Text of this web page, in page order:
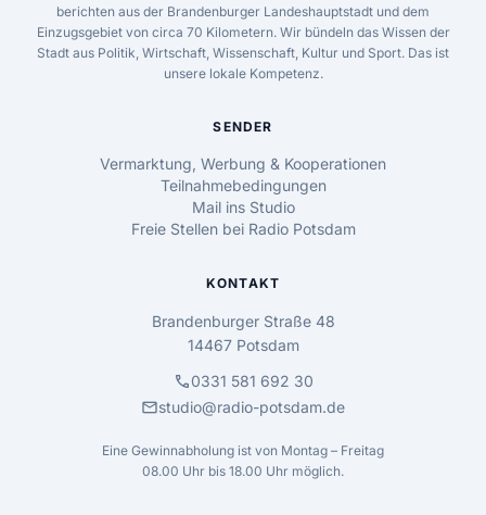
berichten aus der Brandenburger Landeshauptstadt und dem
Einzugsgebiet von circa 70 Kilometern. Wir bündeln das Wissen der
Stadt aus Politik, Wirtschaft, Wissenschaft, Kultur und Sport. Das ist
unsere lokale Kompetenz.
SENDER
Vermarktung, Werbung & Kooperationen
Teilnahmebedingungen
Mail ins Studio
Freie Stellen bei Radio Potsdam
KONTAKT
Brandenburger Straße 48
14467 Potsdam
call0331 581 692 30
mailstudio@radio-potsdam.de
Eine Gewinnabholung ist von Montag – Freitag
08.00 Uhr bis 18.00 Uhr möglich.